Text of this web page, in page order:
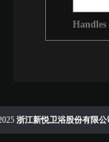
Handles
浙江新悦卫浴股份有限公